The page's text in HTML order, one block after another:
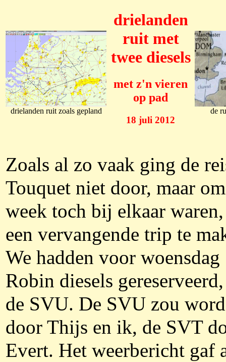
drielanden ruit zoals gepland
drielanden
ruit met
twee diesels
met z'n vieren
op pad
18 juli 2012
de
Zoals al zo vaak ging de
Touquet niet door, maar
week toch bij elkaar
een vervangende trip te
We hadden voor
Robin diesels
de SVU. De SVU zou
door Thijs en ik, de SVT
Evert. Het weerbericht gaf